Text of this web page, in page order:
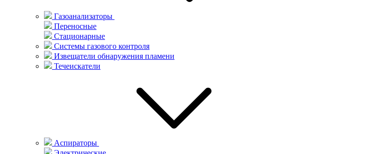
Газоанализаторы
Переносные
Стационарные
Системы газового контроля
Извещатели обнаружения пламени
Течеискатели
Аспираторы